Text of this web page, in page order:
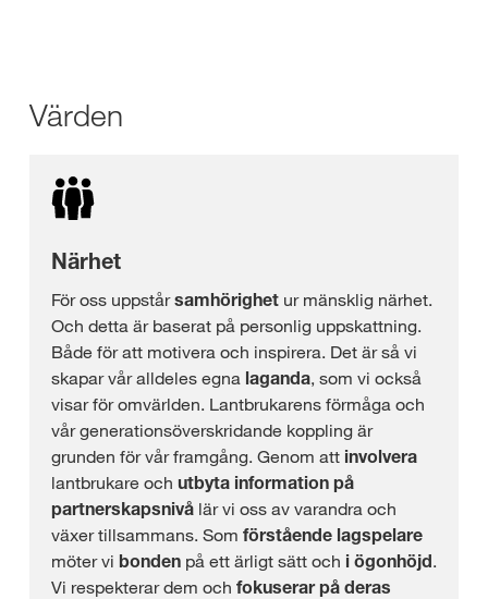
Värden
Närhet
För oss uppstårsamhörighet ur mänsklig närhet.
Och detta är baserat på personlig uppskattning.
Både för att motivera och inspirera. Det är så vi
skapar vår alldeles egna laganda, som vi också
visar för omvärlden. Lantbrukarens förmåga och
vår generationsöverskridande koppling är
grunden för vår framgång. Genom att involvera
lantbrukare och utbyta information på
partnerskapsnivå lär vi oss av varandra och
växer tillsammans. Som förstående lagspelare
möter vi bonden på ett ärligt sätt och i ögonhöjd.
Vi respekterar dem och fokuserar på deras